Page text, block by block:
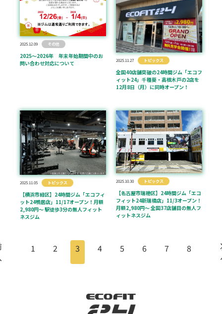
2025.12.09 その他
2025～2026年 年末年始期間中のお
問い合わせ対応について
2025.11.27 トピックス
全国40店舗突破の24時間ジム「エコフ
ィット24」千種葵・高根木戸の2店を
12月8日（月）に同時オープン！
2025.11.05 トピックス
【横浜市緑区】24時間ジム「エコフィ
ット24鴨居店」11/17オープン！月額
2,980円〜 駅徒歩3分の無人フィット
ネスジム
2025.10.30 トピックス
【名古屋市瑞穂区】24時間ジム「エコ
フィット24新瑞橋店」11/3オープン！
月額2,980円〜 全国37店舗目の無人フ
ィットネスジム
1 2 3 4 5 6 7 8